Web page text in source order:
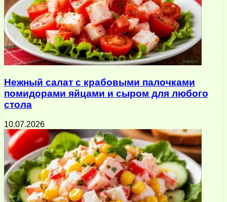
Нежный салат с крабовыми палочками
помидорами яйцами и сыром для любого
стола
10.07.2026